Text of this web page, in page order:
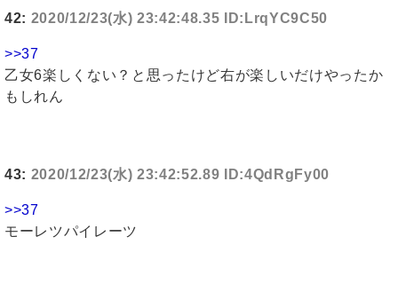
42: 2020/12/23(水) 23:42:48.35 ID:LrqYC9C50
>>37
乙女6楽しくない？と思ったけど右が楽しいだけやったか
もしれん
43: 2020/12/23(水) 23:42:52.89 ID:4QdRgFy00
>>37
モーレツパイレーツ